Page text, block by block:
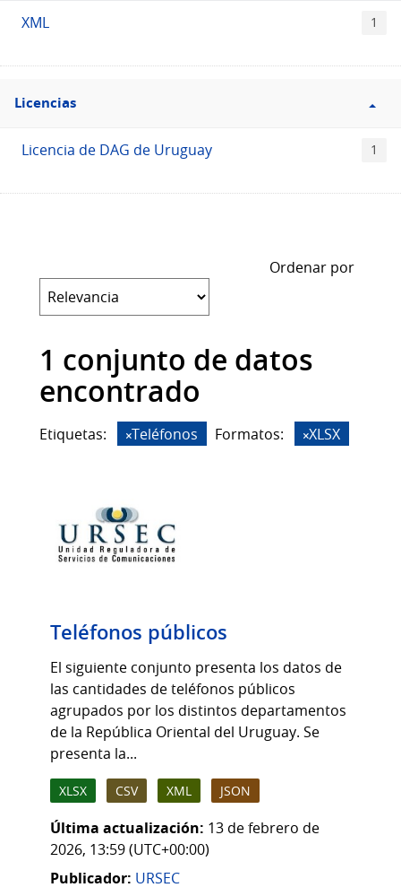
XML 1
Filtro
Licencias
Licencias
Licencia de DAG de Uruguay 1
Ordenar por
1 conjunto de datos
encontrado
Etiquetas: Teléfonos Formatos: XLSX
Teléfonos públicos
El siguiente conjunto presenta los datos de
las cantidades de teléfonos públicos
agrupados por los distintos departamentos
de la República Oriental del Uruguay. Se
presenta la...
XLSX CSV XML JSON
Última actualización: 13 de febrero de
2026, 13:59 (UTC+00:00)
Publicador: URSEC